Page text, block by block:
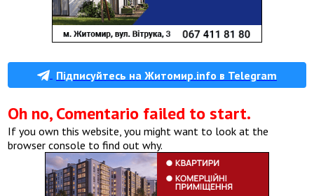
Підписуйтесь на Житомир.info в Telegram
Oh no, Comentario failed to start.
If you own this website, you might want to look at the
browser console to find out why.